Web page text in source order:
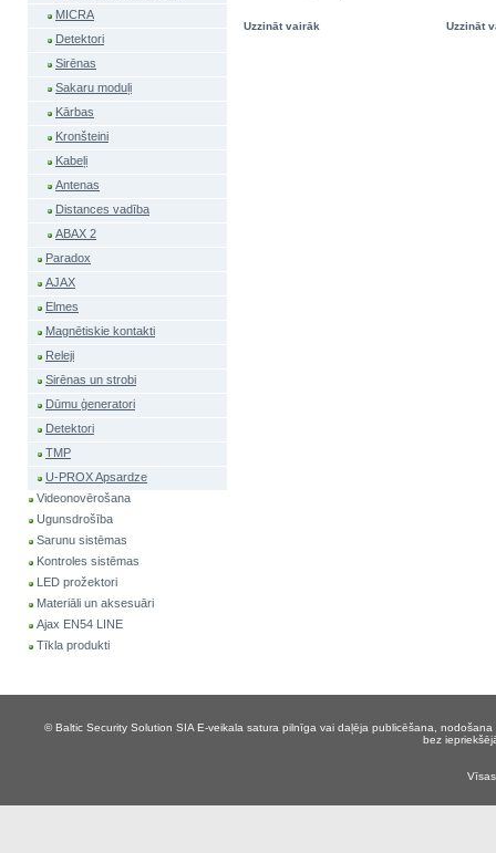
MICRA
Detektori
Sirēnas
Sakaru moduļi
Kārbas
Kronšteini
Kabeļi
Antenas
Distances vadība
ABAX 2
Paradox
AJAX
Elmes
Magnētiskie kontakti
Releji
Sirēnas un strobi
Dūmu ģeneratori
Detektori
TMP
U-PROX Apsardze
Videonovērošana
Ugunsdrošība
Sarunu sistēmas
Kontroles sistēmas
LED prožektori
Materiāli un aksesuāri
Ajax EN54 LINE
Tīkla produkti
Uzzināt vairāk Uzzināt
© Baltic Security Solution SIA E-veikala satura pilnīga vai daļēja publicēšana,
bez